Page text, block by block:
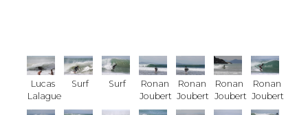
Lucas
Lalague
Surf Surf
Ronan
Joubert
Ronan
Joubert
Ronan
Joubert
Ronan
Joubert